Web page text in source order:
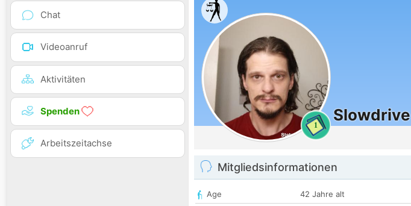
Chat
Videoanruf
Aktivitäten
Spenden
Arbeitszeitachse
1
Slowdrive
Mitgliedsinformationen
Age
42 Jahre alt